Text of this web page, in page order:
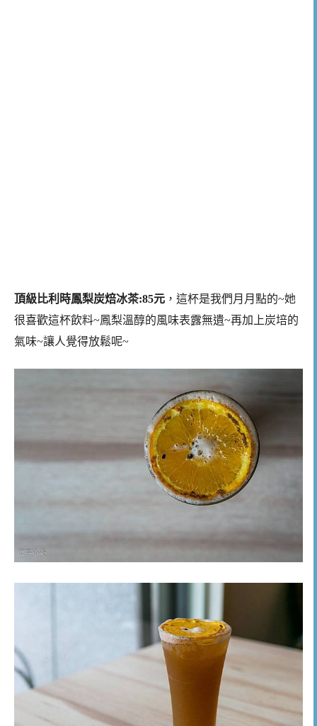
頂級比利時鳳梨炭焙冰茶:85元 ，這杯是我們月月點的~她
很喜歡這杯飲料~鳳梨溫醇的風味表露無遺~再加上炭培的
氣味~讓人覺得放鬆呢~